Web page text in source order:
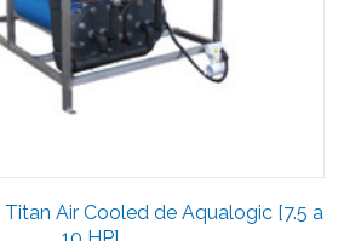
Air Cooled de Aqualogic [7.5 a